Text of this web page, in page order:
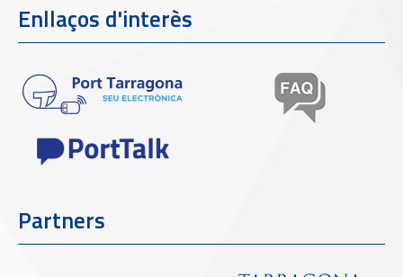
Enllaços d'interès
Partners